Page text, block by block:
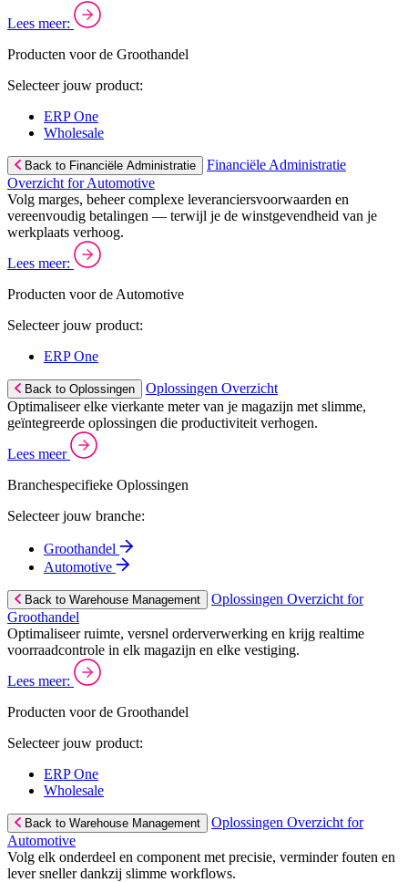
Lees meer:
Producten voor de Groothandel
Selecteer jouw product:
ERP One
Wholesale
Back to Financiële Administratie
Financiële Administratie
Overzicht for Automotive
Volg marges, beheer complexe leveranciersvoorwaarden en
vereenvoudig betalingen — terwijl je de winstgevendheid van je
werkplaats verhoog.
Lees meer:
Producten voor de Automotive
Selecteer jouw product:
ERP One
Back to Oplossingen
Oplossingen Overzicht
Optimaliseer elke vierkante meter van je magazijn met slimme,
geïntegreerde oplossingen die productiviteit verhogen.
Lees meer
Branchespecifieke Oplossingen
Selecteer jouw branche:
Groothandel
Automotive
Back to Warehouse Management
Oplossingen Overzicht for
Groothandel
Optimaliseer ruimte, versnel orderverwerking en krijg realtime
voorraadcontrole in elk magazijn en elke vestiging.
Lees meer:
Producten voor de Groothandel
Selecteer jouw product:
ERP One
Wholesale
Back to Warehouse Management
Oplossingen Overzicht for
Automotive
Volg elk onderdeel en component met precisie, verminder fouten en
lever sneller dankzij slimme workflows.